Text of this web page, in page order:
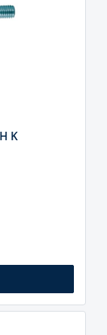
K